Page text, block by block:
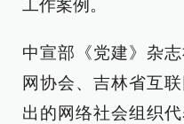
工作案例。
中宣部《党建》杂
网协会、吉林省互
出的网络社会组织